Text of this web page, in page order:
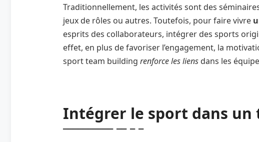
Traditionnellement, les activités sont des
jeux de rôles ou autres. Toutefois, pour faire vivre
esprits des collaborateurs, intégrer des sports
effet, en plus de favoriser l’engagement, la
sport team building renforce les liens dans les
Intégrer le sport dans un